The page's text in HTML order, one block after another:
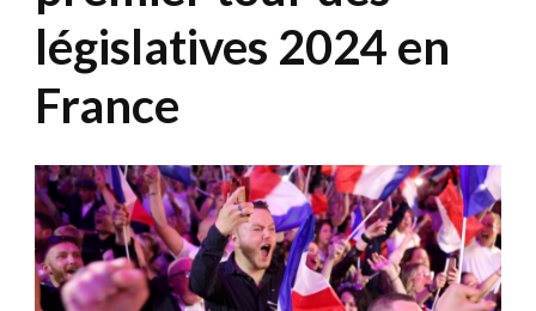
législatives 2024 en
France